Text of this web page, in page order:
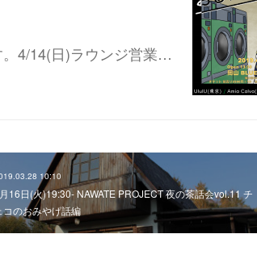
4/14(日)ラウンジ営業…
10:10
16日(火)19:30- NAWATE PROJECT 夜の茶話会vol.11 チ
コのおみやげ話編